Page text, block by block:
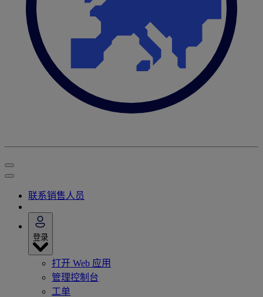
联系销售人员
登录
打开 Web 应用
管理控制台
工单